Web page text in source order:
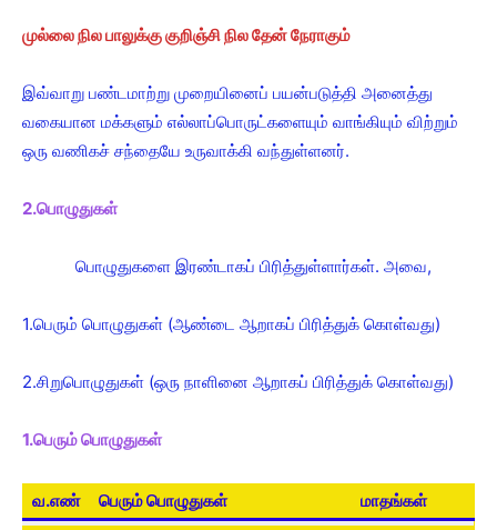
முல்லை நில பாலுக்கு குறிஞ்சி நில தேன் நேராகும்
இவ்வாறு பண்டமாற்று முறையினைப் பயன்படுத்தி அனைத்து
வகையான மக்களும் எல்லாப்பொருட்களையும் வாங்கியும் விற்றும்
ஒரு வணிகச் சந்தையே உருவாக்கி வந்துள்ளனர்.
2.பொழுதுகள்
பொழுதுகளை இரண்டாகப் பிரித்துள்ளார்கள். அவை,
1.பெரும் பொழுதுகள் (ஆண்டை ஆறாகப் பிரித்துக் கொள்வது)
2.சிறுபொழுதுகள் (ஒரு நாளினை ஆறாகப் பிரித்துக் கொள்வது)
1.பெரும் பொழுதுகள்
வ.எண் பெரும் பொழுதுகள் மாதங்கள்